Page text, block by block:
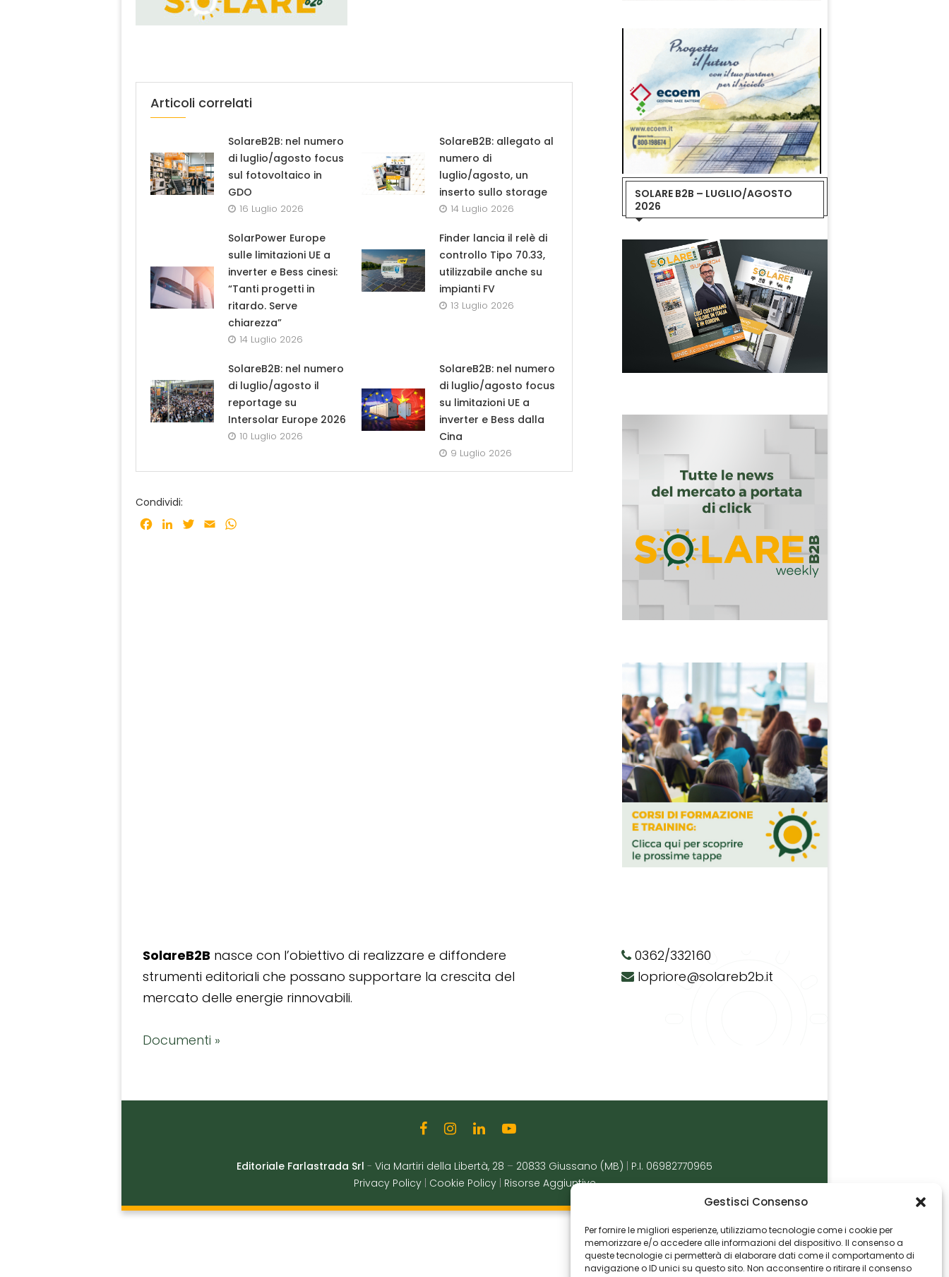
Gestisci Consenso
Per fornire le migliori esperienze, utilizziamo tecnologie come i cookie per
memorizzare e/o accedere alle informazioni del dispositivo. Il consenso a
queste tecnologie ci permetterà di elaborare dati come il comportamento di
navigazione o ID unici su questo sito. Non acconsentire o ritirare il consenso
Articoli correlati
SolareB2B: nel numero
di luglio/agosto focus
sul fotovoltaico in
GDO
16 Luglio 2026
SolareB2B: allegato al
numero di
luglio/agosto, un
inserto sullo storage
14 Luglio 2026
SolarPower Europe
sulle limitazioni UE a
inverter e Bess cinesi:
“Tanti progetti in
ritardo. Serve
chiarezza”
14 Luglio 2026
Finder lancia il relè di
controllo Tipo 70.33,
utilizzabile anche su
impianti FV
13 Luglio 2026
SolareB2B: nel numero
di luglio/agosto il
reportage su
Intersolar Europe 2026
10 Luglio 2026
SolareB2B: nel numero
di luglio/agosto focus
su limitazioni UE a
inverter e Bess dalla
Cina
9 Luglio 2026
Condividi:
Facebook
LinkedInTwitter
Email
SOLARE B2B – LUGLIO/AGOSTO
2026
SolareB2B nasce con l’obiettivo di realizzare e diffondere
strumenti editoriali che possano supportare la crescita del
mercato delle energie rinnovabili.
Documenti »
0362/332160
lopriore@solareb2b.it
Editoriale Farlastrada Srl - Via Martiri della Libertà, 28 – 20833 Giussano (MB)
P.I. 06982770965
Privacy Policy
Cookie Policy Risorse Aggiuntive